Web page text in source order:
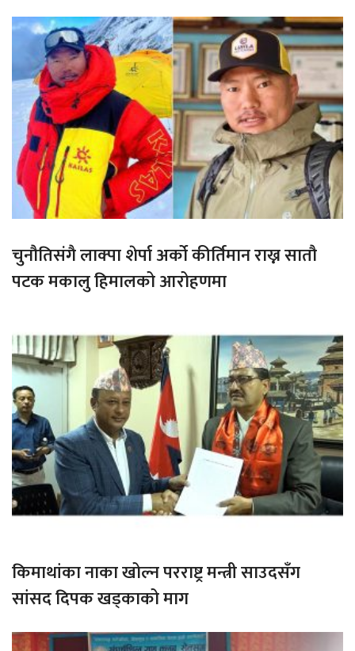
चुनौतिसंगै लाक्पा शेर्पा अर्को कीर्तिमान राख्न सातौ
पटक मकालु हिमालको आरोहणमा
किमाथांका नाका खोल्न परराष्ट्र मन्त्री साउदसँग
सांसद दिपक खड्काको माग